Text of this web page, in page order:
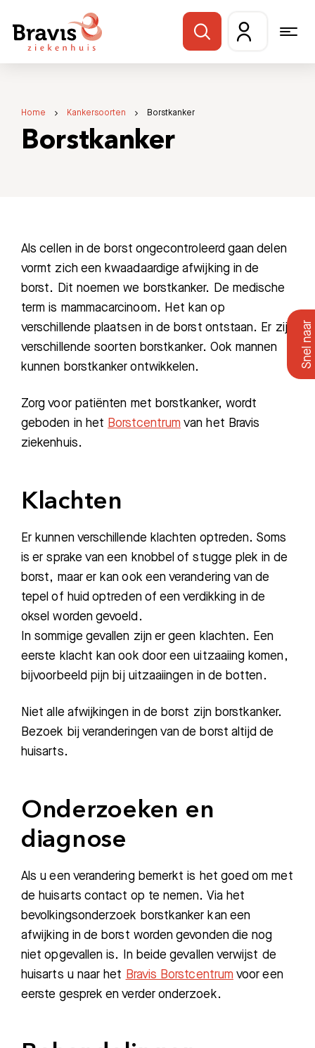
Home Kankersoorten Borstkanker
Borstkanker
Als cellen in de borst ongecontroleerd gaan delen
vormt zich een kwaadaardige afwijking in de
borst. Dit noemen we borstkanker. De medische
term is mammacarcinoom. Het kan op
verschillende plaatsen in de borst ontstaan. Er zijn
verschillende soorten borstkanker. Ook mannen
kunnen borstkanker ontwikkelen.
Zorg voor patiënten met borstkanker, wordt
geboden in het Borstcentrum van het Bravis
ziekenhuis.
Klachten
Er kunnen verschillende klachten optreden. Soms
is er sprake van een knobbel of stugge plek in de
borst, maar er kan ook een verandering van de
tepel of huid optreden of een verdikking in de
oksel worden gevoeld.
In sommige gevallen zijn er geen klachten. Een
eerste klacht kan ook door een uitzaaiing komen,
bijvoorbeeld pijn bij uitzaaiingen in de botten.
Niet alle afwijkingen in de borst zijn borstkanker.
Bezoek bij veranderingen van de borst altijd de
huisarts.
Onderzoeken en
diagnose
Als u een verandering bemerkt is het goed om met
de huisarts contact op te nemen. Via het
bevolkingsonderzoek borstkanker kan een
afwijking in de borst worden gevonden die nog
niet opgevallen is. In beide gevallen verwijst de
huisarts u naar het Bravis Borstcentrum voor een
eerste gesprek en verder onderzoek.